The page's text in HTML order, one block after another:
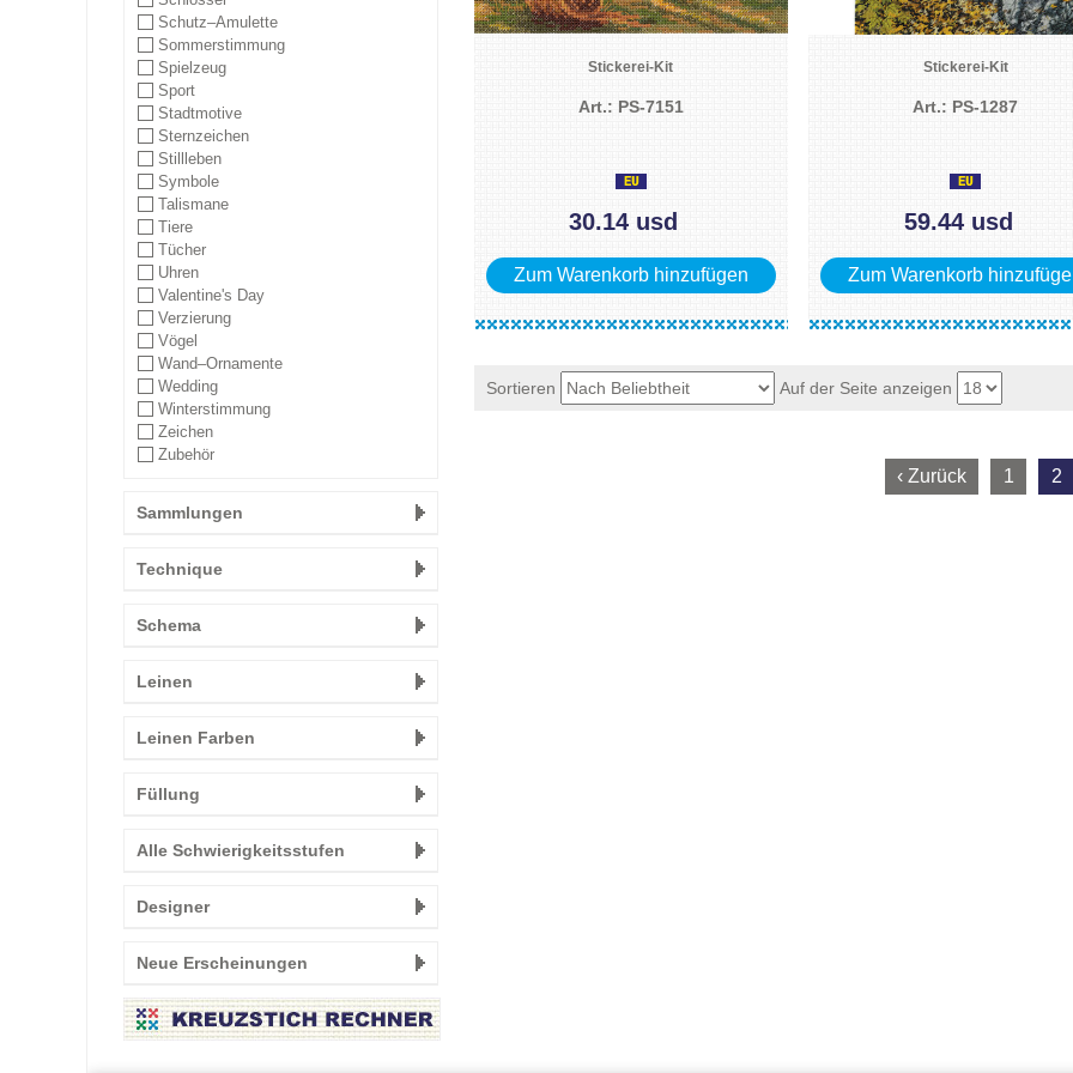
Schutz–Amulette
Sommerstimmung
Spielzeug
Sport
Stadtmotive
Sternzeichen
Stillleben
Symbole
Talismane
Tiere
Tücher
Uhren
Valentine's Day
Verzierung
Vögel
Wand–Ornamente
Wedding
Winterstimmung
Zeichen
Zubehör
Sammlungen
Technique
Schema
Leinen
Leinen Farben
Füllung
Alle Schwierigkeitsstufen
Designer
Neue Erscheinungen
Stickerei-Kit
Art.: PS-7151
30.14 usd
Zum Warenkorb hinzufügen
Stickerei-Kit
Art.: PS-1287
59.44 usd
Zum Warenkorb
Sortieren Auf der Seite anzeigen
‹ Zurück 1 2